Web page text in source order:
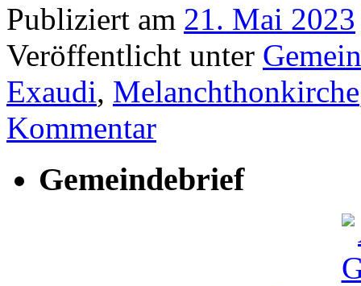
Publiziert am 21. Mai 2023
Veröffentlicht unter
Exaudi, Melanchthonkirche
Kommentar
Gemeindebrief